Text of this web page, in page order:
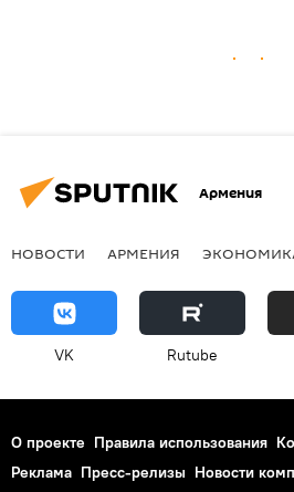
Армения
НОВОСТИ АРМЕНИЯ
VK Rutube
О проекте Правила использования
Реклама Пресс-релизы Новости